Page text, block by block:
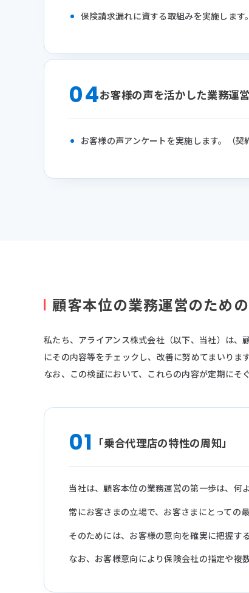
保険請求漏れに資する取組みを実施します。
04お客様の声を活かした業務運
お客様の声アンケートを実施します。（契
顧客本位の業務運営のため
私たち、アライアンス株式会社（以下、当社）は
にその内容等をチェックし、改善に努めてまいります
なお、この検証において、これらの内容が定期にそ
01 「乗合代理店の特性の周知」
当社は、顧客本位の業務運営の第一歩は、何
常にお客さまの立場で、お客さまにとっての
そのためには、お客様の意向を確実に把握す
なお、お客様意向により保険会社の指定や複